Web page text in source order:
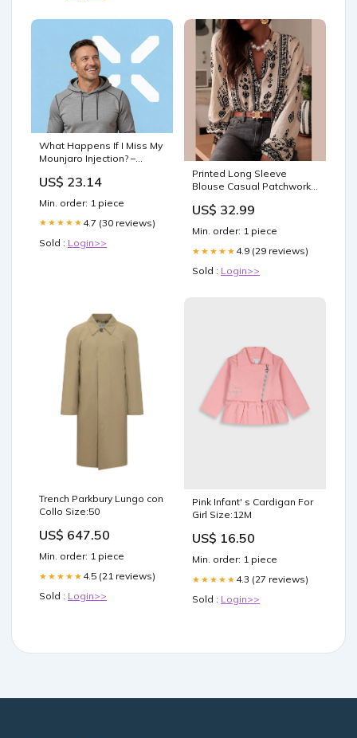
What Happens If I Miss My
Mounjaro Injection? –
US$ 23.14
Min. order: 1 piece
★★★★★ 4.7 (30 reviews)
Sold : Login>>
Printed Long Sleeve
Blouse Casual Patchwork
US$ 32.99
Min. order: 1 piece
★★★★★ 4.9 (29 reviews)
Sold : Login>>
Trench Parkbury Lungo con
Collo Size:50
US$ 647.50
Min. order: 1 piece
★★★★★ 4.5 (21 reviews)
Sold : Login>>
Pink Infant' s Cardigan For
Girl Size:12M
US$ 16.50
Min. order: 1 piece
★★★★★ 4.3 (27 reviews)
Sold : Login>>